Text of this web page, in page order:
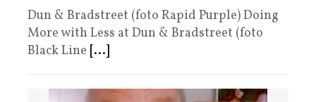
Dun & Bradstreet (foto Rapid Purple) Doing
More with Less at Dun & Bradstreet (foto
Black Line [...]